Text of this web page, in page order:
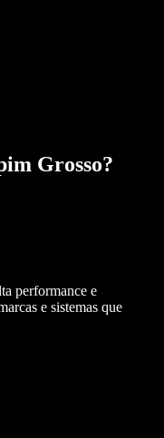
Grosso?
performance e
e sistemas que